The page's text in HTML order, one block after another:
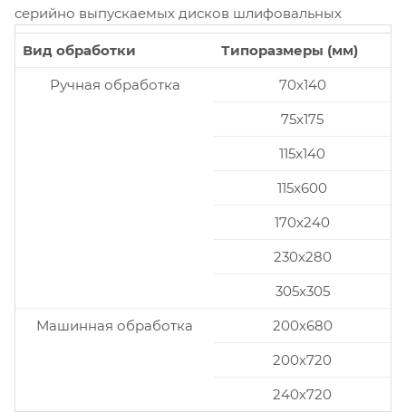
серийно выпускаемых дисков шлифовальных
Вид обработки
Типоразмеры (мм)
Ручная обработка
70x140
75x175
115x140
115x600
170x240
230x280
305x305
Машинная обработка
200х680
200х720
240х720